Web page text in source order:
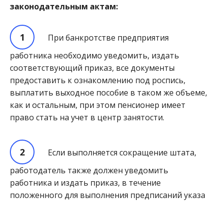
законодательным актам:
При банкротстве предприятия
работника необходимо уведомить, издать
соответствующий приказ, все документы
предоставить к ознакомлению под роспись,
выплатить выходное пособие в таком же объеме,
как и остальным, при этом пенсионер имеет
право стать на учет в центр занятости.
Если выполняется сокращение штата,
работодатель также должен уведомить
работника и издать приказ, в течение
положенного для выполнения предписаний указа